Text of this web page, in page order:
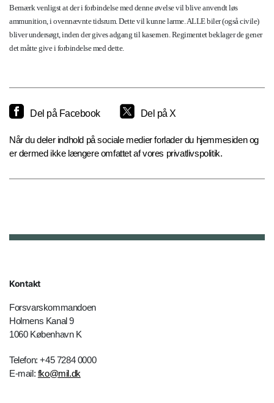
Bemærk venligst at der i forbindelse med denne øvelse vil blive anvendt løs
ammunition, i ovennævnte tidsrum. Dette vil kunne larme. ALLE biler (også civile)
bliver undersøgt, inden der gives adgang til kasernen. Regimentet beklager de gener
det måtte give i forbindelse med dette.
Del på Facebook Del på X
Når du deler indhold på sociale medier forlader du hjemmesiden og
er dermed ikke længere omfattet af vores privatlivspolitik.
Kontakt
Forsvarskommandoen
Holmens Kanal 9
1060 København K
Telefon: +45 7284 0000
E-mail: fko@mil.dk